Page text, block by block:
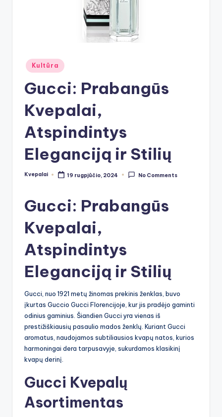
Posted
in
Kultūra
Gucci: Prabangūs
Kvepalai,
Atspindintys
Eleganciją ir Stilių
Posted
Kvepalai 19 rugpjūčio, 2024 No Comments
Gucci: Prabangūs
Kvepalai,
Atspindintys
Eleganciją ir Stilių
Gucci, nuo 1921 metų žinomas prekinis ženklas, buvo
įkurtas Guccio Gucci Florencijoje, kur jis pradėjo gaminti
odinius gaminius. Šiandien Gucci yra vienas iš
prestižiškiausių pasaulio mados ženklų. Kuriant Gucci
aromatus, naudojamos subtiliausios kvapų natos, kurios
harmoningai dera tarpusavyje, sukurdamos klasikinį
kvapų derinį.
Gucci Kvepalų
Asortimentas